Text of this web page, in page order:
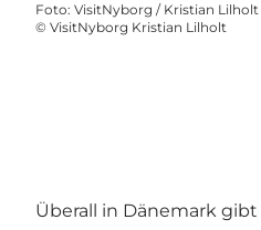
Foto: VisitNyborg / Kristian Lilholt
© VisitNyborg Kristian Lilholt
Überall in Dänemark